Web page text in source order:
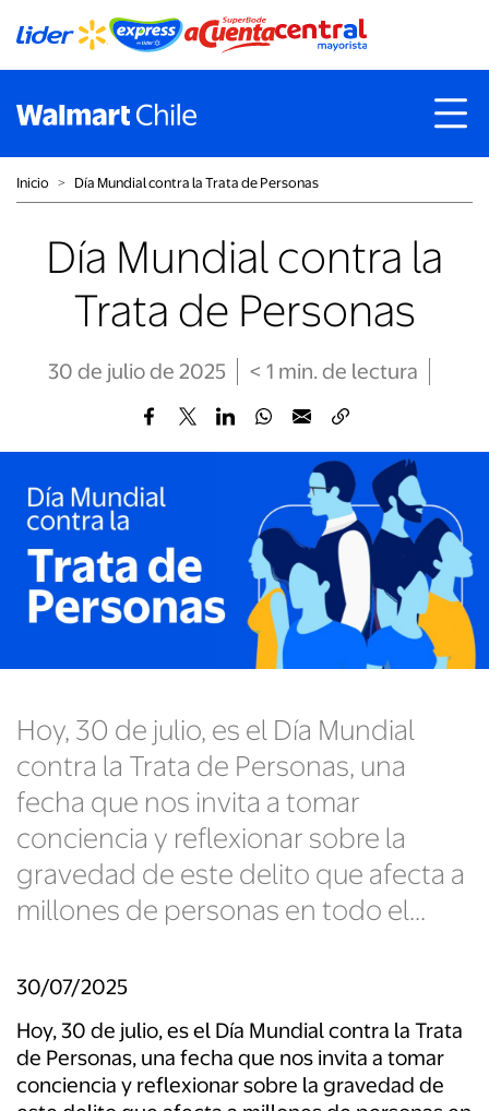
Inicio ˃ Día Mundial contra la Trata de Personas
Día Mundial contra la
Trata de Personas
30 de julio de 2025 < 1 min. de lectura
Hoy, 30 de julio, es el Día Mundial
contra la Trata de Personas, una
fecha que nos invita a tomar
conciencia y reflexionar sobre la
gravedad de este delito que afecta a
millones de personas en todo el...
30/07/2025
Hoy, 30 de julio, es el Día Mundial contra la Trata
de Personas, una fecha que nos invita a tomar
conciencia y reflexionar sobre la gravedad de